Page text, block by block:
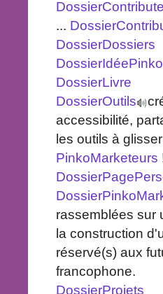
...
DossierDossiers
DossierIdéePinko
DossierLivre
DossierOutils
accessibilité,
les outils à
PinkoMarketeurs
rassemblées sur
la construction
réservé(s) aux
francophone.
DossierProjets